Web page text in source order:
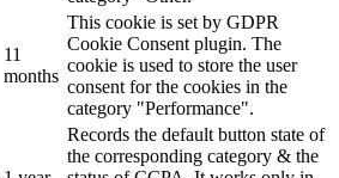
11
months
This cookie is set by GDPR
Cookie Consent plugin. The
cookie is used to store the user
consent for the cookies in the
category "Performance".
Records the default button state of
the corresponding category & the